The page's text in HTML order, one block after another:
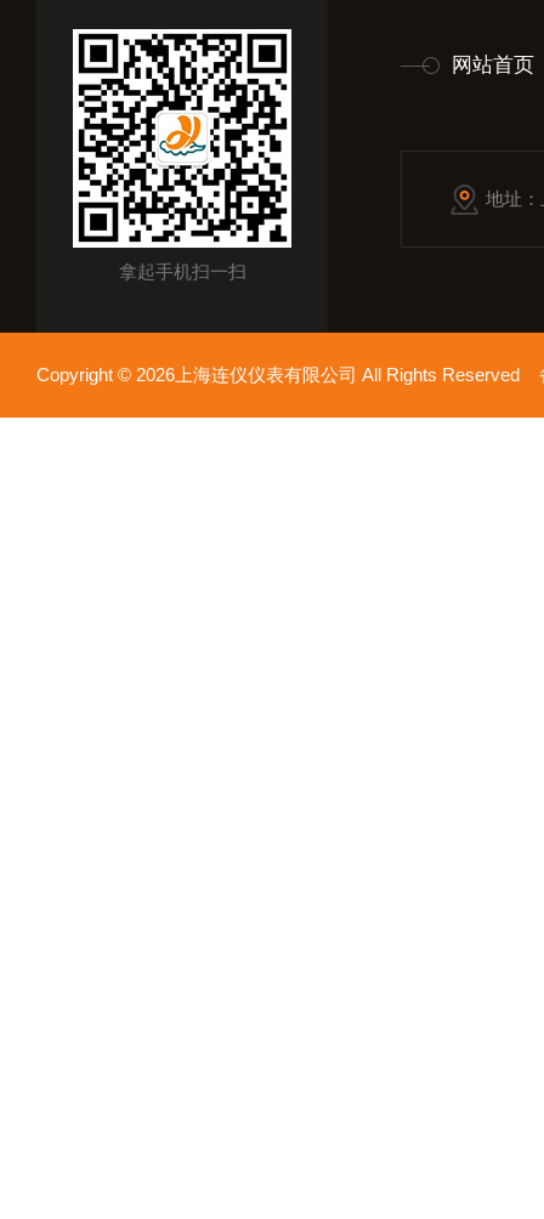
拿起手机扫一扫
网站首页
地址
Copyright © 2026上海连仪仪表有限公司 All Rights Reserved